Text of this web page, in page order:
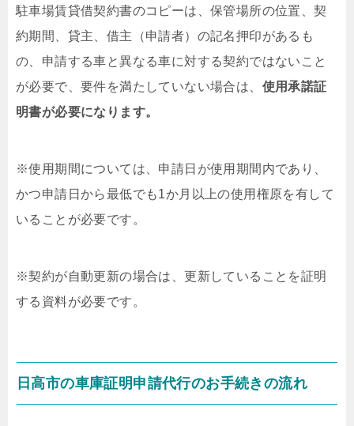
駐車場賃貸借契約書のコピーは、保管場所の位置、契
約期間、貸主、借主（申請者）の記名押印があるも
の、申請する車と異なる車に対する契約ではないこと
が必要で、要件を満たしていない場合は、 使用承諾証
明書が必要になります。
※使用期間については、申請日が使用期間内であり、
かつ申請日から最低でも1か月以上の使用権原を有して
いることが必要です。
※契約が自動更新の場合は、更新していることを証明
する資料が必要です。
日高市の車庫証明申請代行のお手続きの流れ